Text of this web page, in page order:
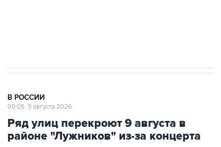
В РОССИИ
00:05, 9 августа 2026
Ряд улиц перекроют 9 августа в
районе "Лужников" из-за концерта